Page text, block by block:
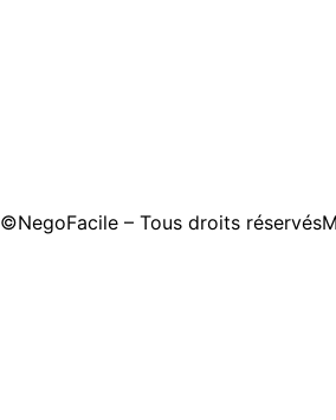
©NegoFacile – Tous droits réservés